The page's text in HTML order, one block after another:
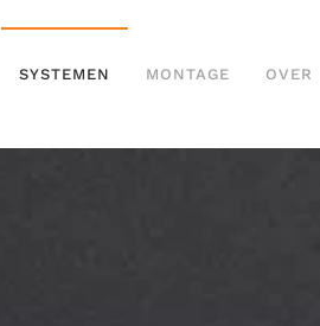
SYSTEMEN MONTAGE OVER